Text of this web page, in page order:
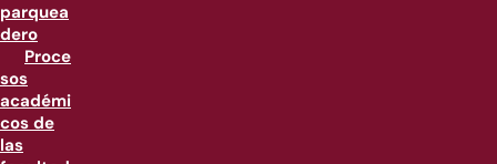
parquea
dero
Proce
sos
académi
cos de
las